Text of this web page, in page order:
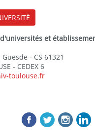
et
- CS 61321
- CEDEX 6
toulouse.fr